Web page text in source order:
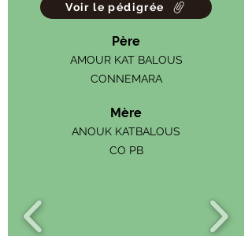
Voir le pédigrée
Père
AMOUR KAT BALOUS
CONNEMARA
Mère
ANOUK KATBALOUS
CO PB